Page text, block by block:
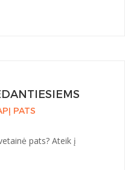
PATS
pats? Ateik į